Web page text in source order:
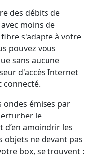
des débits de
moins de
s'adapte à votre
pouvez vous
sans aucune
d'accès Internet
connecté.
ondes émises par
le
amoindrir les
objets ne devant pas
box, se trouvent :